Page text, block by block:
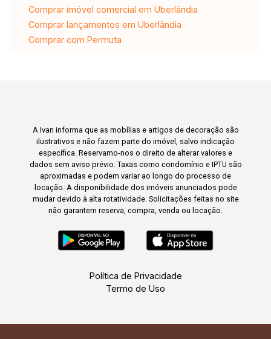
Comprar imóvel comercial em Uberlândia
Comprar lançamentos em Uberlândia
Comprar com Permuta
A Ivan informa que as mobílias e artigos de decoração são
ilustrativos e não fazem parte do imóvel, salvo indicação
específica. Reservamo-nos o direito de alterar valores e
dados sem aviso prévio. Taxas como condomínio e IPTU são
aproximadas e podem variar ao longo do processo de
locação. A disponibilidade dos imóveis anunciados pode
mudar devido à alta rotatividade. Solicitações feitas no site
não garantem reserva, compra, venda ou locação.
Política de Privacidade
Termo de Uso